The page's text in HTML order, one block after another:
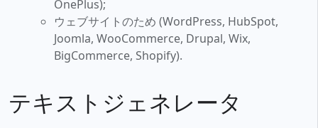
OnePlus);
ウェブサイトのため (WordPress, HubSpot,
Joomla, WooCommerce, Drupal, Wix,
BigCommerce, Shopify).
テキストジェネレータ